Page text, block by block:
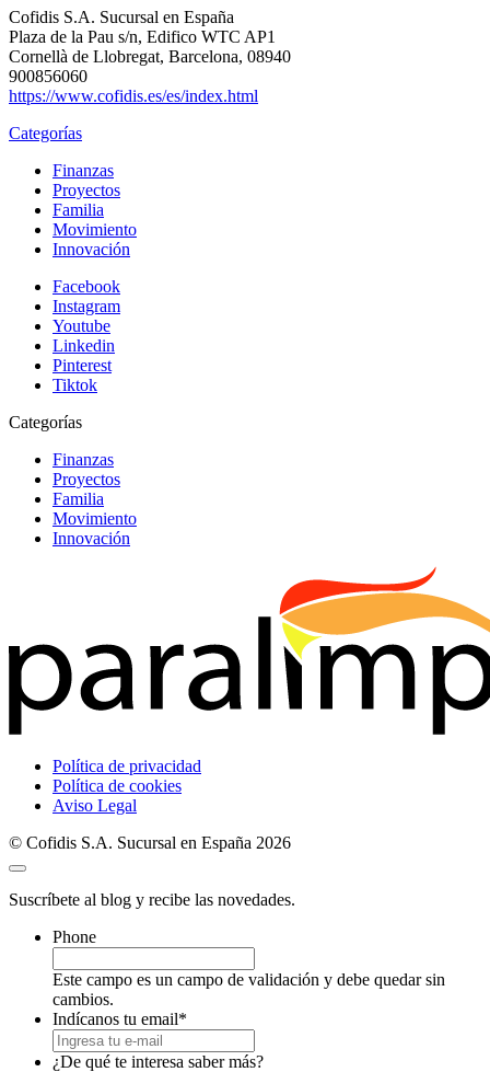
Cofidis S.A. Sucursal en España
Plaza de la Pau s/n, Edifico WTC AP1
Cornellà de Llobregat, Barcelona, 08940
900856060
https://www.cofidis.es/es/index.html
Categorías
Finanzas
Proyectos
Familia
Movimiento
Innovación
Facebook
Instagram
Youtube
Linkedin
Pinterest
Tiktok
Categorías
Finanzas
Proyectos
Familia
Movimiento
Innovación
Política de privacidad
Política de cookies
Aviso Legal
© Cofidis S.A. Sucursal en España 2026
Suscríbete al blog y recibe las novedades.
Phone
Este campo es un campo de validación y debe quedar sin
cambios.
Indícanos tu email*
¿De qué te interesa saber más?